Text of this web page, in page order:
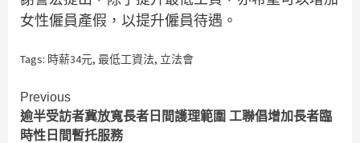
女性僱員產假，以提升僱員待遇。
Tags: 時薪34元, 最低工資法, 立法會
Continue
Reading
Previous
逾半受訪者冀放寬長者日間護理範圍 工聯倡增加長者臨
時性日間暫托服務